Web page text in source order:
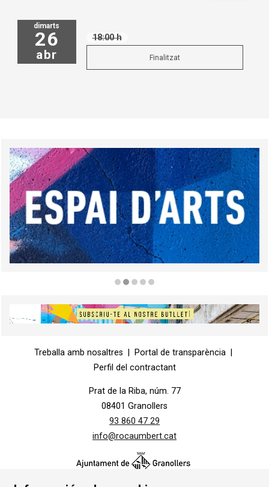
dimarts
26
abr
18:00 h
Finalitzat
Treballa amb nosaltres
Portal de transparència
Perfil del contractant
Prat de la Riba, núm. 77
08401 Granollers
93 860 47 29
info@rocaumbert.cat